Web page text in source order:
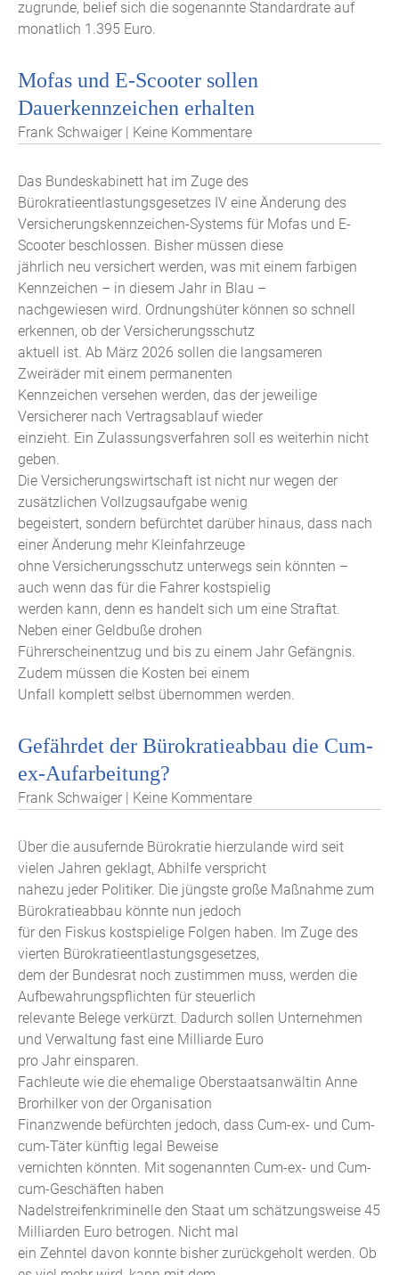
zugrunde, belief sich die sogenannte Standardrate auf
monatlich 1.395 Euro.
Mofas und E-Scooter sollen
Dauerkennzeichen erhalten
Frank Schwaiger | Keine Kommentare
Das Bundeskabinett hat im Zuge des
Bürokratieentlastungsgesetzes IV eine Änderung des
Versicherungskennzeichen-Systems für Mofas und E-
Scooter beschlossen. Bisher müssen diese
jährlich neu versichert werden, was mit einem farbigen
Kennzeichen – in diesem Jahr in Blau –
nachgewiesen wird. Ordnungshüter können so schnell
erkennen, ob der Versicherungsschutz
aktuell ist. Ab März 2026 sollen die langsameren
Zweiräder mit einem permanenten
Kennzeichen versehen werden, das der jeweilige
Versicherer nach Vertragsablauf wieder
einzieht. Ein Zulassungsverfahren soll es weiterhin nicht
geben.
Die Versicherungswirtschaft ist nicht nur wegen der
zusätzlichen Vollzugsaufgabe wenig
begeistert, sondern befürchtet darüber hinaus, dass nach
einer Änderung mehr Kleinfahrzeuge
ohne Versicherungsschutz unterwegs sein könnten –
auch wenn das für die Fahrer kostspielig
werden kann, denn es handelt sich um eine Straftat.
Neben einer Geldbuße drohen
Führerscheinentzug und bis zu einem Jahr Gefängnis.
Zudem müssen die Kosten bei einem
Unfall komplett selbst übernommen werden.
Gefährdet der Bürokratieabbau die Cum-
ex-Aufarbeitung?
Frank Schwaiger | Keine Kommentare
Über die ausufernde Bürokratie hierzulande wird seit
vielen Jahren geklagt, Abhilfe verspricht
nahezu jeder Politiker. Die jüngste große Maßnahme zum
Bürokratieabbau könnte nun jedoch
für den Fiskus kostspielige Folgen haben. Im Zuge des
vierten Bürokratieentlastungsgesetzes,
dem der Bundesrat noch zustimmen muss, werden die
Aufbewahrungspflichten für steuerlich
relevante Belege verkürzt. Dadurch sollen Unternehmen
und Verwaltung fast eine Milliarde Euro
pro Jahr einsparen.
Fachleute wie die ehemalige Oberstaatsanwältin Anne
Brorhilker von der Organisation
Finanzwende befürchten jedoch, dass Cum-ex- und Cum-
cum-Täter künftig legal Beweise
vernichten könnten. Mit sogenannten Cum-ex- und Cum-
cum-Geschäften haben
Nadelstreifenkriminelle den Staat um schätzungsweise 45
Milliarden Euro betrogen. Nicht mal
ein Zehntel davon konnte bisher zurückgeholt werden. Ob